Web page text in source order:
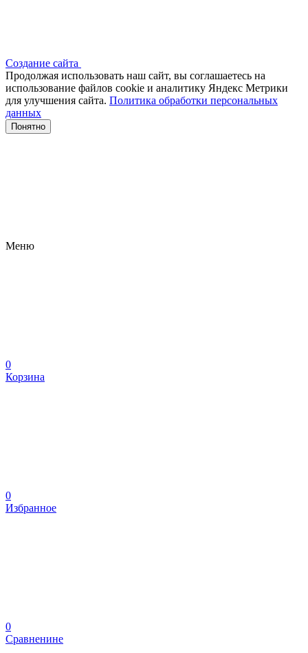
Создание сайта
Продолжая использовать наш сайт, вы соглашаетесь на
использование файлов сооkіе и аналитику Яндекс Метрики
для улучшения сайта. Политика обработки персональных
данных
Понятно
Меню
0
Корзина
0
Избранное
0
Сравненине